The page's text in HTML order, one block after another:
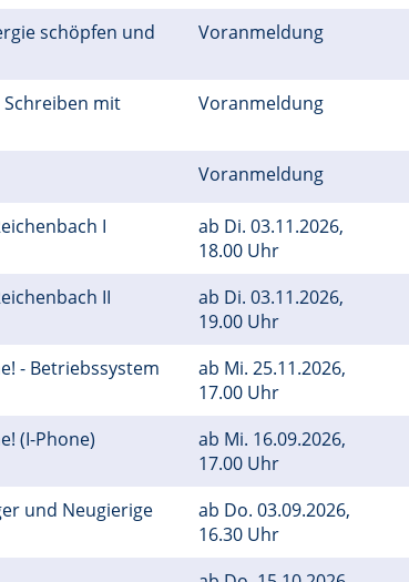
schöpfen und
Voranmeldung
Schreiben mit
Voranmeldung
Voranmeldung
I ab Di. 03.11.2026,
18.00 Uhr
II ab Di. 03.11.2026,
19.00 Uhr
- Betriebssystem
ab Mi. 25.11.2026,
17.00 Uhr
(I-Phone) ab Mi. 16.09.2026,
17.00 Uhr
und Neugierige ab Do. 03.09.2026,
16.30 Uhr